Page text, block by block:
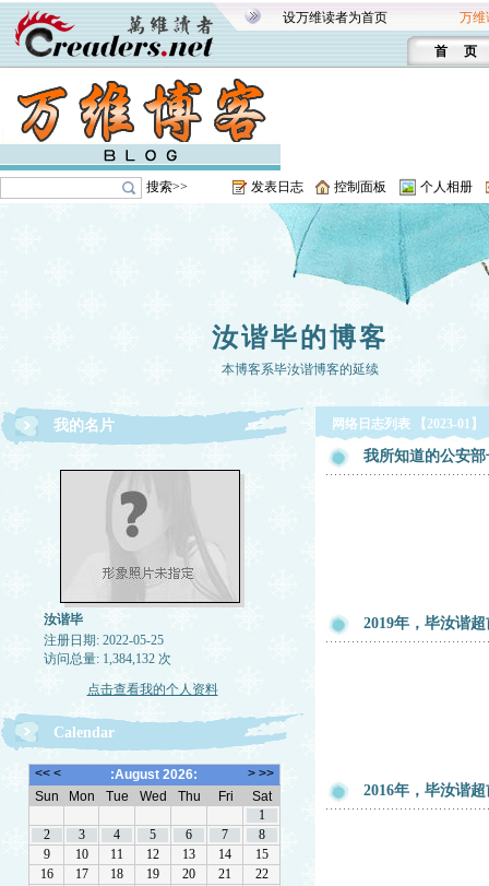
设万维读者为首页 万维
首 页
搜索>> 发表日志 控制面板 个人相册
汝谐毕的博客
本博客系毕汝谐博客的延续
我的名片
汝谐毕
注册日期: 2022-05-25
访问总量: 1,384,132 次
点击查看我的个人资料
Calendar
网络日志列表 【2023-01】
我所知道的公安
2019年，毕汝谐
2016年，毕汝谐